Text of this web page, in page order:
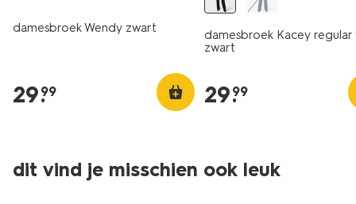
damesbroek Wendy zwart
29.
99
damesbroek Kacey regular
zwart
29.
99
dit vind je misschien ook leuk
sale